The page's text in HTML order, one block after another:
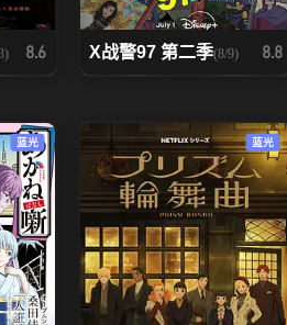
8.6 X战警97 第二季(8/9) 8.8
蓝光 蓝光